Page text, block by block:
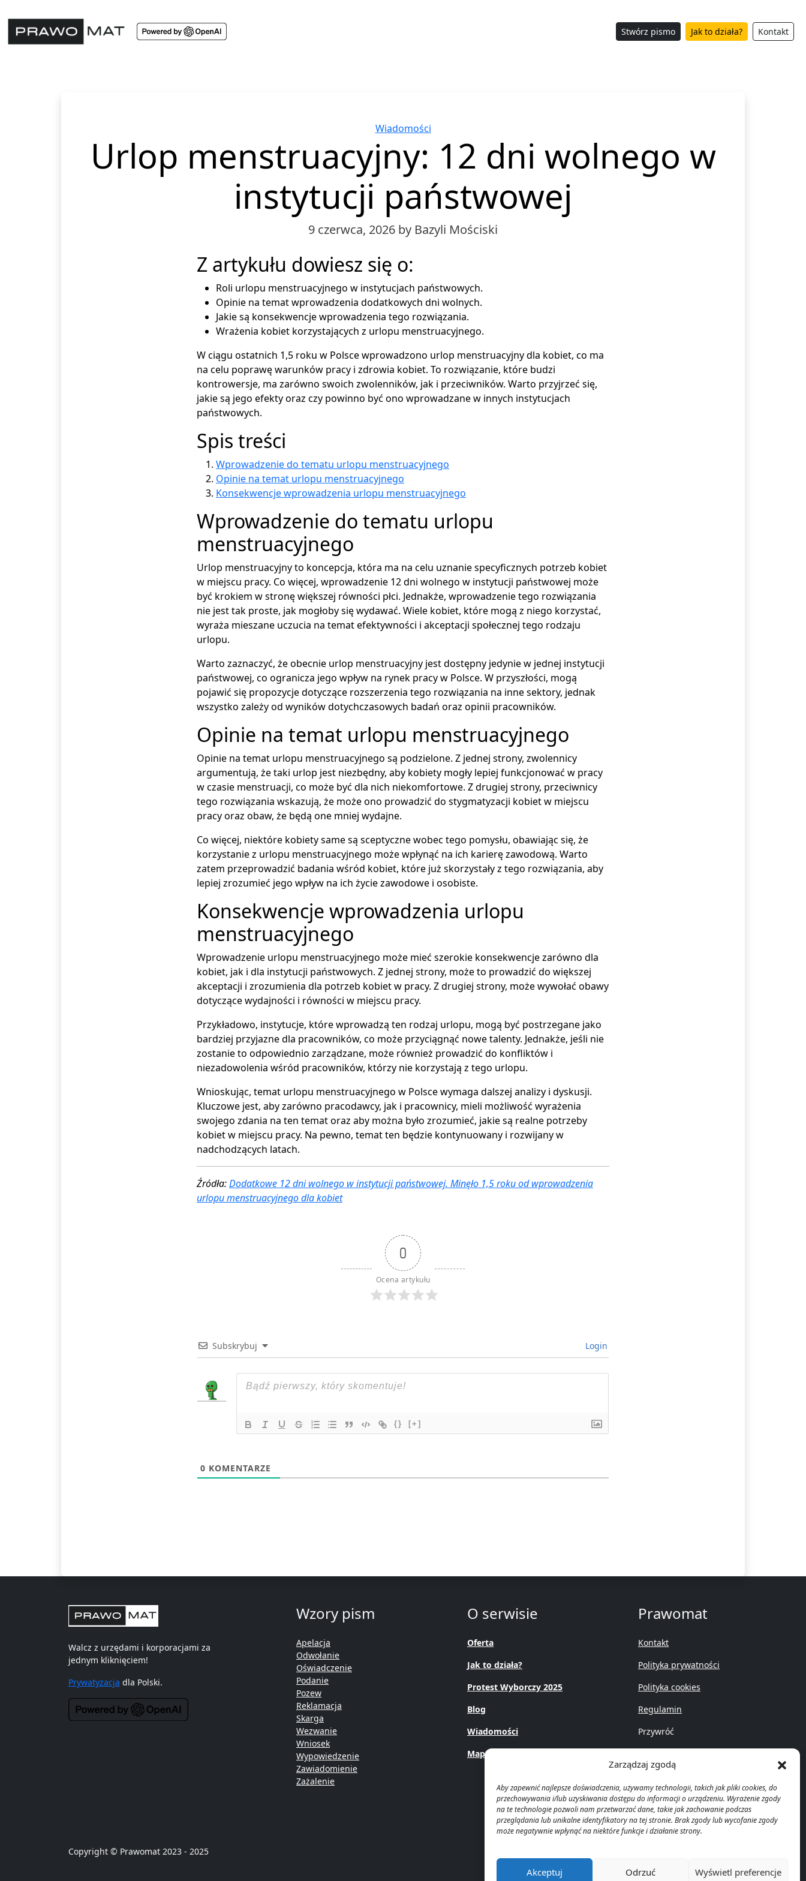
Zarządzaj zgodą
Aby zapewnić najlepsze doświadczenia, używamy technologii, takich jak pliki cookies, do
przechowywania i/lub uzyskiwania dostępu do informacji o urządzeniu. Wyrażenie zgody
na te technologie pozwoli nam przetwarzać dane, takie jak zachowanie podczas
przeglądania lub unikalne identyfikatory na tej stronie. Brak zgody lub wycofanie zgody
może negatywnie wpłynąć na niektóre funkcje i działanie strony.
Akceptuj Odrzuć Wyświetl preferencje
Stwórz pismo Jak to działa? Kontakt
Categories
Wiadomości
Urlop menstruacyjny: 12 dni wolnego w
instytucji państwowej
9 czerwca, 2026 by Bazyli Mościski
Z artykułu dowiesz się o:
Roli urlopu menstruacyjnego w instytucjach państwowych.
Opinie na temat wprowadzenia dodatkowych dni wolnych.
Jakie są konsekwencje wprowadzenia tego rozwiązania.
Wrażenia kobiet korzystających z urlopu menstruacyjnego.
W ciągu ostatnich 1,5 roku w Polsce wprowadzono urlop menstruacyjny dla kobiet, co ma
na celu poprawę warunków pracy i zdrowia kobiet. To rozwiązanie, które budzi
kontrowersje, ma zarówno swoich zwolenników, jak i przeciwników. Warto przyjrzeć się,
jakie są jego efekty oraz czy powinno być ono wprowadzane w innych instytucjach
państwowych.
Spis treści
Wprowadzenie do tematu urlopu menstruacyjnego
Opinie na temat urlopu menstruacyjnego
Konsekwencje wprowadzenia urlopu menstruacyjnego
Wprowadzenie do tematu urlopu
menstruacyjnego
Urlop menstruacyjny to koncepcja, która ma na celu uznanie specyficznych potrzeb kobiet
w miejscu pracy. Co więcej, wprowadzenie 12 dni wolnego w instytucji państwowej może
być krokiem w stronę większej równości płci. Jednakże, wprowadzenie tego rozwiązania
nie jest tak proste, jak mogłoby się wydawać. Wiele kobiet, które mogą z niego korzystać,
wyraża mieszane uczucia na temat efektywności i akceptacji społecznej tego rodzaju
urlopu.
Warto zaznaczyć, że obecnie urlop menstruacyjny jest dostępny jedynie w jednej instytucji
państwowej, co ogranicza jego wpływ na rynek pracy w Polsce. W przyszłości, mogą
pojawić się propozycje dotyczące rozszerzenia tego rozwiązania na inne sektory, jednak
wszystko zależy od wyników dotychczasowych badań oraz opinii pracowników.
Opinie na temat urlopu menstruacyjnego
Opinie na temat urlopu menstruacyjnego są podzielone. Z jednej strony, zwolennicy
argumentują, że taki urlop jest niezbędny, aby kobiety mogły lepiej funkcjonować w pracy
w czasie menstruacji, co może być dla nich niekomfortowe. Z drugiej strony, przeciwnicy
tego rozwiązania wskazują, że może ono prowadzić do stygmatyzacji kobiet w miejscu
pracy oraz obaw, że będą one mniej wydajne.
Co więcej, niektóre kobiety same są sceptyczne wobec tego pomysłu, obawiając się, że
korzystanie z urlopu menstruacyjnego może wpłynąć na ich karierę zawodową. Warto
zatem przeprowadzić badania wśród kobiet, które już skorzystały z tego rozwiązania, aby
lepiej zrozumieć jego wpływ na ich życie zawodowe i osobiste.
Konsekwencje wprowadzenia urlopu
menstruacyjnego
Wprowadzenie urlopu menstruacyjnego może mieć szerokie konsekwencje zarówno dla
kobiet, jak i dla instytucji państwowych. Z jednej strony, może to prowadzić do większej
akceptacji i zrozumienia dla potrzeb kobiet w pracy. Z drugiej strony, może wywołać obawy
dotyczące wydajności i równości w miejscu pracy.
Przykładowo, instytucje, które wprowadzą ten rodzaj urlopu, mogą być postrzegane jako
bardziej przyjazne dla pracowników, co może przyciągnąć nowe talenty. Jednakże, jeśli nie
zostanie to odpowiednio zarządzane, może również prowadzić do konfliktów i
niezadowolenia wśród pracowników, którzy nie korzystają z tego urlopu.
Wnioskując, temat urlopu menstruacyjnego w Polsce wymaga dalszej analizy i dyskusji.
Kluczowe jest, aby zarówno pracodawcy, jak i pracownicy, mieli możliwość wyrażenia
swojego zdania na ten temat oraz aby można było zrozumieć, jakie są realne potrzeby
kobiet w miejscu pracy. Na pewno, temat ten będzie kontynuowany i rozwijany w
nadchodzących latach.
Źródła:Dodatkowe 12 dni wolnego w instytucji państwowej. Minęło 1,5 roku od wprowadzenia
urlopu menstruacyjnego dla kobiet
0
Ocena artykułu
Subskrybuj Login
{} [+]
0 KOMENTARZE
Walcz z urzędami i korporacjami za
jednym kliknięciem!
Prywatyzacja dla Polski.
Wzory pism
Apelacja
Odwołanie
Oświadczenie
Podanie
Pozew
Reklamacja
Skarga
Wezwanie
Wniosek
Wypowiedzenie
Zawiadomienie
Zażalenie
O serwisie
Oferta
Jak to działa?
Protest Wyborczy 2025
Blog
Wiadomości
Mapa Strony
Prawomat
Kontakt
Polityka prywatności
Polityka cookies
Regulamin
Przywróć
Copyright © Prawomat 2023 - 2025